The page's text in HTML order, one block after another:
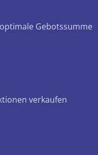
Gebotssumme
verkaufen